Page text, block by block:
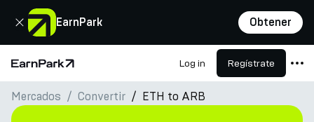
EarnPark Obtener
Cerrar
Página de inicio Log in Regístrate
Productos
Mercados Convertir ETH to ARB